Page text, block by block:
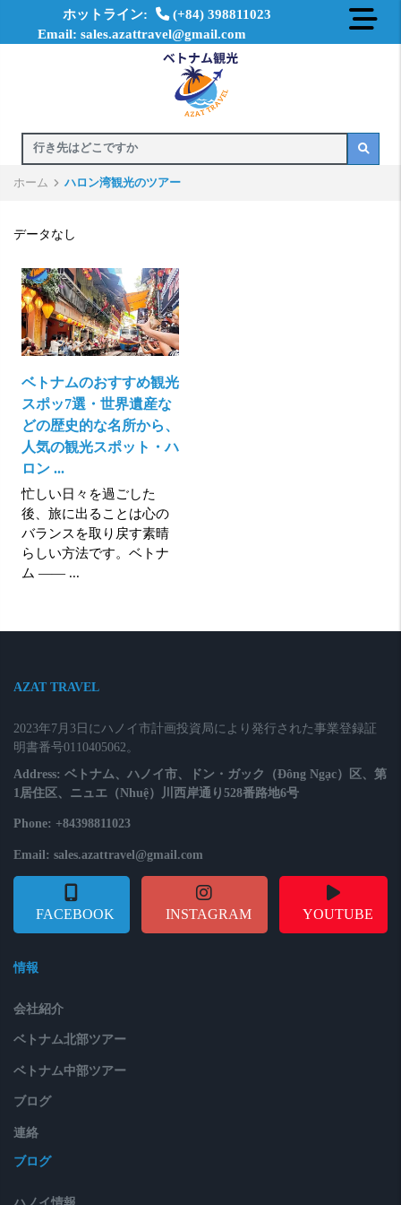
ホットライン:
(+84) 398811023
Email: sales.azattravel@gmail.com
ホーム ハロン湾観光のツアー
データなし
ベトナムのおすすめ観光
スポッ7選・世界遺産な
どの歴史的な名所から、
人気の観光スポット・ハ
ロン ...
忙しい日々を過ごした
後、旅に出ることは心の
バランスを取り戻す素晴
らしい方法です。ベトナ
ム ―― ...
AZAT TRAVEL
2023年7月3日にハノイ市計画投資局により発行された事業登録証
明書番号0110405062。
Address: ベトナム、ハノイ市、ドン・ガック（Đông Ngạc）区、第
1居住区、ニュエ（Nhuệ）川西岸通り528番路地6号
Phone: +84398811023
Email: sales.azattravel@gmail.com
FACEBOOK INSTAGRAM YOUTUBE
情報
会社紹介
ベトナム北部ツアー
ベトナム中部ツアー
ブログ
連絡
ブログ